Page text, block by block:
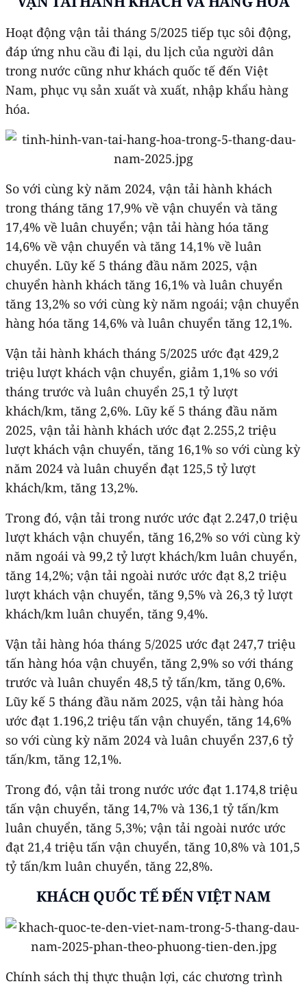
Hoạt động vận tải tháng 5/2025 tiếp tục sôi động,
đáp ứng nhu cầu đi lại, du lịch của người dân
trong nước cũng như khách quốc tế đến Việt
Nam, phục vụ sản xuất và xuất, nhập khẩu hàng
hóa.
So với cùng kỳ năm 2024, vận tải hành khách
trong tháng tăng 17,9% về vận chuyển và tăng
17,4% về luân chuyển; vận tải hàng hóa tăng
14,6% về vận chuyển và tăng 14,1% về luân
chuyển. Lũy kế 5 tháng đầu năm 2025, vận
chuyển hành khách tăng 16,1% và luân chuyển
tăng 13,2% so với cùng kỳ năm ngoái; vận chuyển
hàng hóa tăng 14,6% và luân chuyển tăng 12,1%.
Vận tải hành khách tháng 5/2025 ước đạt 429,2
triệu lượt khách vận chuyển, giảm 1,1% so với
tháng trước và luân chuyển 25,1 tỷ lượt
khách/km, tăng 2,6%. Lũy kế 5 tháng đầu năm
2025, vận tải hành khách ước đạt 2.255,2 triệu
lượt khách vận chuyển, tăng 16,1% so với cùng kỳ
năm 2024 và luân chuyển đạt 125,5 tỷ lượt
khách/km, tăng 13,2%.
Trong đó, vận tải trong nước ước đạt 2.247,0 triệu
lượt khách vận chuyển, tăng 16,2% so với cùng kỳ
năm ngoái và 99,2 tỷ lượt khách/km luân chuyển,
tăng 14,2%; vận tải ngoài nước ước đạt 8,2 triệu
lượt khách vận chuyển, tăng 9,5% và 26,3 tỷ lượt
khách/km luân chuyển, tăng 9,4%.
Vận tải hàng hóa tháng 5/2025 ước đạt 247,7 triệu
tấn hàng hóa vận chuyển, tăng 2,9% so với tháng
trước và luân chuyển 48,5 tỷ tấn/km, tăng 0,6%.
Lũy kế 5 tháng đầu năm 2025, vận tải hàng hóa
ước đạt 1.196,2 triệu tấn vận chuyển, tăng 14,6%
so với cùng kỳ năm 2024 và luân chuyển 237,6 tỷ
tấn/km, tăng 12,1%.
Trong đó, vận tải trong nước ước đạt 1.174,8 triệu
tấn vận chuyển, tăng 14,7% và 136,1 tỷ tấn/km
luân chuyển, tăng 5,3%; vận tải ngoài nước ước
đạt 21,4 triệu tấn vận chuyển, tăng 10,8% và 101,5
tỷ tấn/km luân chuyển, tăng 22,8%.
KHÁCH QUỐC TẾ ĐẾN VIỆT NAM
Chính sách thị thực thuận lợi, các chương trình